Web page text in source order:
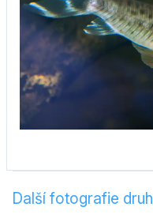
Další fotografie